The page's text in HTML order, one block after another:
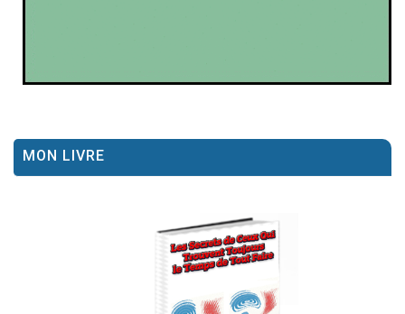
MON LIVRE